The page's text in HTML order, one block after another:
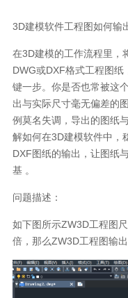
3D建模软件工程图如何输
在3D建模的工作流程里，
DWG或DXF格式工程图纸
键一步。你是否也常被这
出与实际尺寸毫无偏差的
例莫名失调，导出的图纸
解如何在3D建模软件中，
DXF图纸的输出，让图纸
基 。
问题描述：
如下图所示ZW3D工程图
倍，那么ZW3D工程图输出